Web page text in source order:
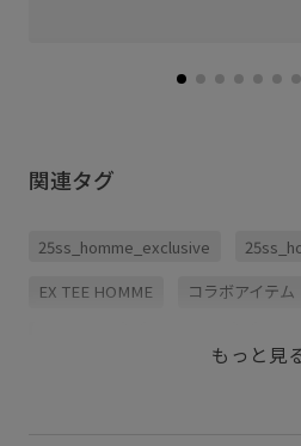
関連タグ
25ss_homme_exclusive
EX TEE HOMME コラボアイテム
もっと見